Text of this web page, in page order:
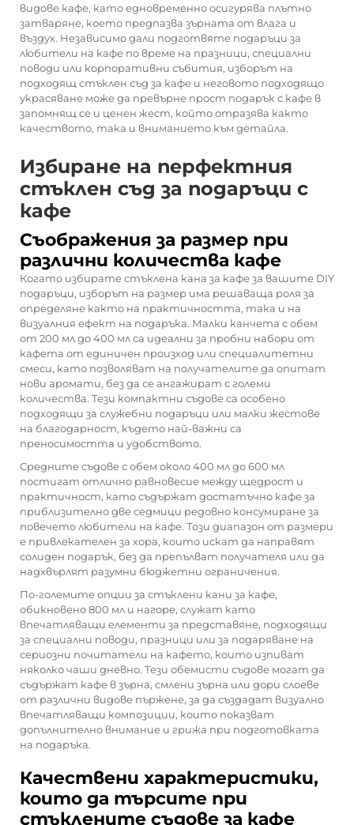
видове кафе, като едновременно осигурява плътно
затваряне, което предпазва зърната от влага и
въздух. Независимо дали подготвяте подаръци за
любители на кафе по време на празници, специални
поводи или корпоративни събития, изборът на
подходящ стъклен съд за кафе и неговото подходящо
украсяване може да превърне прост подарък с кафе в
запомнящ се и ценен жест, който отразява както
качеството, така и вниманието към детайла.
Избиране на перфектния
стъклен съд за подаръци с
кафе
Съображения за размер при
различни количества кафе
Когато избирате стъклена кана за кафе за вашите DIY
подаръци, изборът на размер има решаваща роля за
определяне както на практичността, така и на
визуалния ефект на подаръка. Малки канчета с обем
от 200 мл до 400 мл са идеални за пробни набори от
кафета от единичен произход или специалитетни
смеси, като позволяват на получателите да опитат
нови аромати, без да се ангажират с големи
количества. Тези компактни съдове са особено
подходящи за служебни подаръци или малки жестове
на благодарност, където най-важни са
преносимостта и удобството.
Средните съдове с обем около 400 мл до 600 мл
постигат отлично равновесие между щедрост и
практичност, като съдържат достатъчно кафе за
приблизително две седмици редовно консумиране за
повечето любители на кафе. Този диапазон от размери
е привлекателен за хора, които искат да направят
солиден подарък, без да препълват получателя или да
надхвърлят разумни бюджетни ограничения.
По-големите опции за стъклени кани за кафе,
обикновено 800 мл и нагоре, служат като
впечатляващи елементи за представяне, подходящи
за специални поводи, празници или за подаряване на
сериозни почитатели на кафето, които изпиват
няколко чаши дневно. Тези обемисти съдове могат да
съдържат кафе в зърна, смлени зърна или дори слоеве
от различни видове пържене, за да създадат визуално
впечатляващи композиции, които показват
допълнително внимание и грижа при подготовката
на подаръка.
Качествени характеристики,
които да търсите при
стъклените съдове за кафе